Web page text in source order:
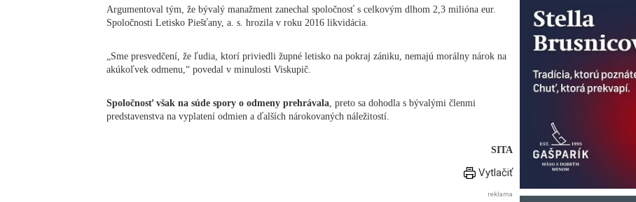
Argumentoval tým, že bývalý manažment zanechal spoločnosť s celkovým dlhom 2,3 milióna eur.
Spoločnosti Letisko Piešťany, a. s. hrozila v roku 2016 likvidácia.
„Sme presvedčení, že ľudia, ktorí priviedli župné letisko na pokraj zániku, nemajú morálny nárok na
akúkoľvek odmenu,“ povedal v minulosti Viskupič.
Spoločnosť však na súde spory o odmeny prehrávala , preto sa dohodla s bývalými členmi
predstavenstva na vyplatení odmien a ďalších nárokovaných náležitostí.
SITA
Vytlačiť
reklama